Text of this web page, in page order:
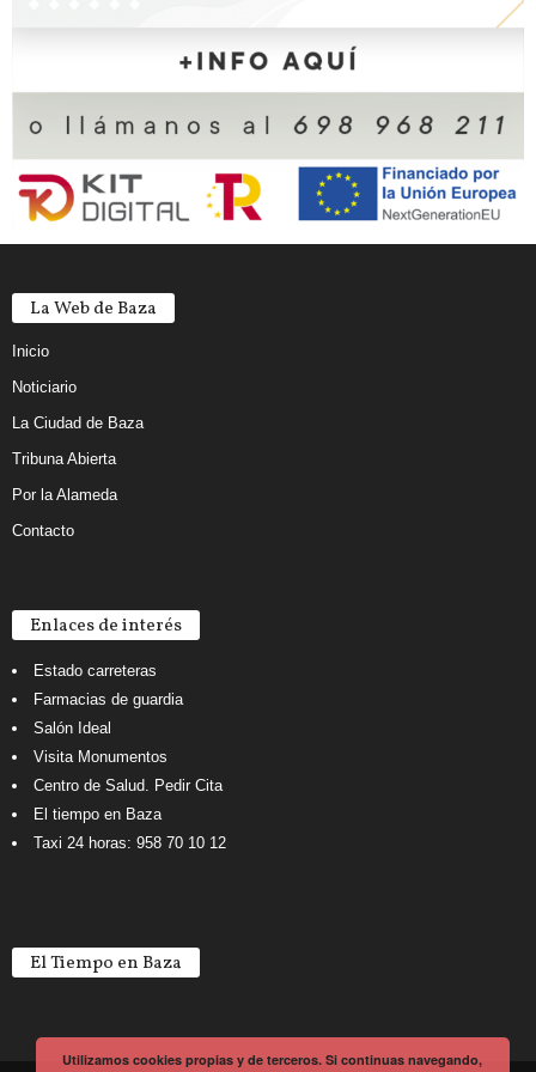
La Web de Baza
Inicio
Noticiario
La Ciudad de Baza
Tribuna Abierta
Por la Alameda
Contacto
Enlaces de interés
Estado carreteras
Farmacias de guardia
Salón Ideal
Visita Monumentos
Centro de Salud. Pedir Cita
El tiempo en Baza
Taxi 24 horas: 958 70 10 12
El Tiempo en Baza
Utilizamos cookies propias y de terceros. Si continuas navegando,